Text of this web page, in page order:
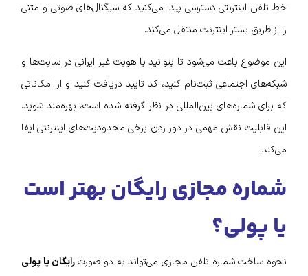
خط تلفن اینترنتی دسترسی پیدا می‌کنید که سیگنال‌های صوتی و متنی
را از طریق بستر اینترنت منتقل می‌کند.
این موضوع باعث می‌شود تا بتوانید با هویت غیر ایرانی در سایت‌ها و
شبکه‌های اجتماعی ثبت‌نام کنید، کد تایید دریافت کنید و از امکاناتی
که برای شماره‌های بین‌المللی در نظر گرفته شده است، بهره‌مند شوید.
این قابلیت نقش مهمی در دور زدن برخی محدودیت‌های اینترنتی ایفا
می‌کند.
شماره مجازی رایگان بهتر است
یا پولی؟
نحوه ساخت شماره تلفن مجازی می‌تواند به دو صورترایگان یا پولی